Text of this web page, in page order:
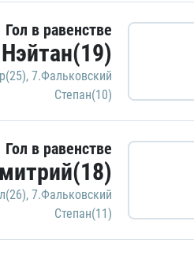
Гол в равенстве
, 7.Фальковский
Степан(10)
Гол в равенстве
, 7.Фальковский
Степан(11)